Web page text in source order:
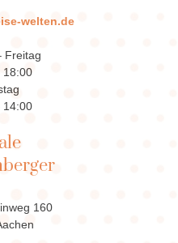
welten.de
Freitag
18:00
14:00
160